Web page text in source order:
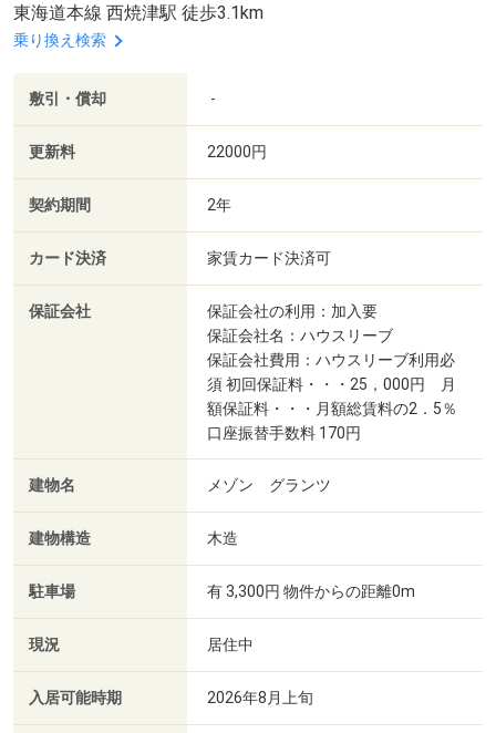
東海道本線 西焼津駅 徒歩3.1km
乗り換え検索
敷引・償却 -
更新料 22000円
契約期間 2年
カード決済 家賃カード決済可
保証会社
保証会社の利用：加入要
保証会社名：ハウスリーブ
保証会社費用：ハウスリーブ利用必
須 初回保証料・・・25，000円 月
額保証料・・・月額総賃料の2．5％
口座振替手数料 170円
建物名 メゾン グランツ
建物構造 木造
駐車場 有 3,300円 物件からの距離0m
現況 居住中
入居可能時期 2026年8月上旬